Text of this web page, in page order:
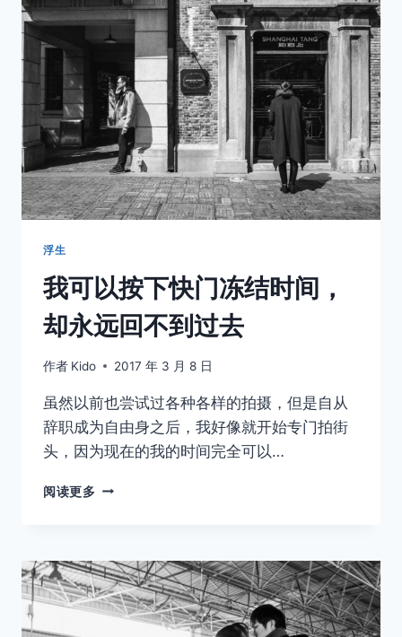
一
了
了
浮生
我可以按下快门冻结时间，
却永远回不到过去
作者 Kido 2017 年 3 月 8 日
虽然以前也尝试过各种各样的拍摄，但是自从
辞职成为自由身之后，我好像就开始专门拍街
头，因为现在的我的时间完全可以…
阅读更多 我
下
快
门
冻